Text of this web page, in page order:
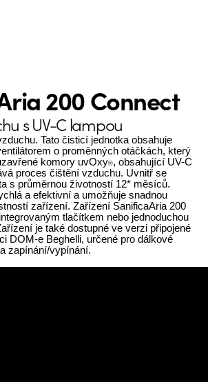
200 Connect
s UV-C lampou
Tato čisticí jednotka obsahuje
o proměnných otáčkách, který
komory uvOxy®, obsahující UV-C
proces čištění vzduchu. Uvnitř se
s průměrnou životností 12* měsíců.
a efektivní a umožňuje snadnou
zařízení. Zařízení SanificaAria 200
tlačítkem nebo jednoduchou
je také dostupné ve verzi připojené
DOM-e Beghelli, určené pro dálkové
a zapínání/vypínání.